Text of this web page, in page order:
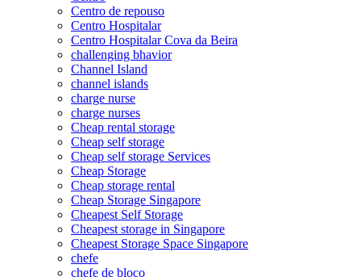
Centro de repouso
Centro Hospitalar
Centro Hospitalar Cova da Beira
challenging bhavior
Channel Island
channel islands
charge nurse
charge nurses
Cheap rental storage
Cheap self storage
Cheap self storage Services
Cheap Storage
Cheap storage rental
Cheap Storage Singapore
Cheapest Self Storage
Cheapest storage in Singapore
Cheapest Storage Space Singapore
chefe
chefe de bloco